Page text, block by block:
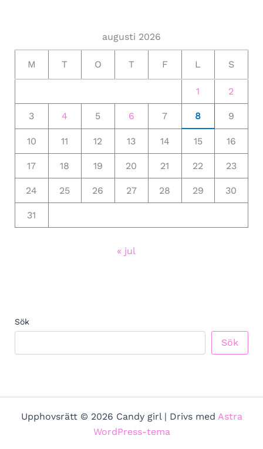
augusti 2026
M T O T F L S
1 2
3 4 5 6 7 8 9
10 11 12 13 14 15 16
17 18 19 20 21 22 23
24 25 26 27 28 29 30
31
« jul
Sök
Sök
Upphovsrätt © 2026 Candy girl | Drivs med Astra
WordPress-tema